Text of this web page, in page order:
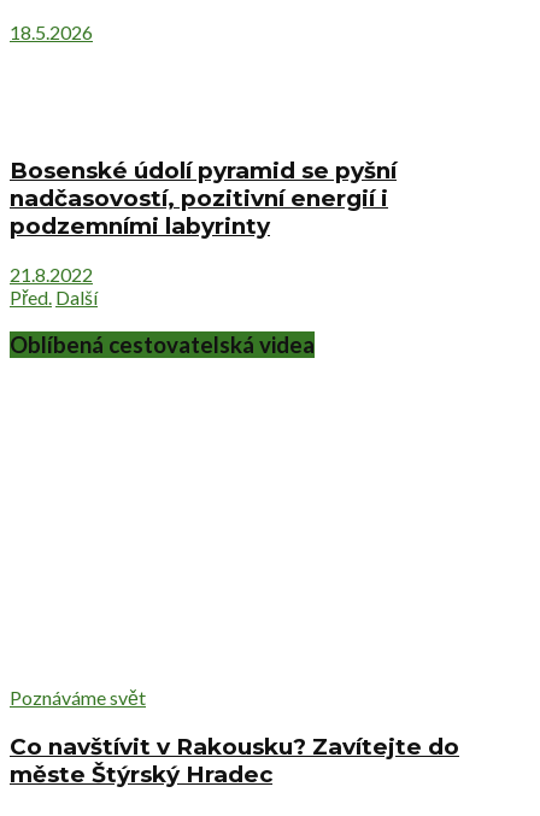
18.5.2026
Bosenské údolí pyramid se pyšní
nadčasovostí, pozitivní energií i
podzemními labyrinty
21.8.2022
Před. Další
Oblíbená cestovatelská videa
Poznáváme svět
Co navštívit v Rakousku? Zavítejte do
měste Štýrský Hradec